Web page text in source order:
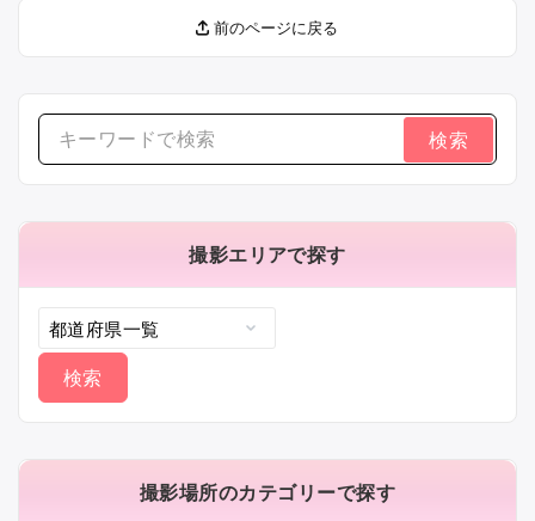
前のページに戻る
撮影エリアで探す
撮影場所のカテゴリーで探す